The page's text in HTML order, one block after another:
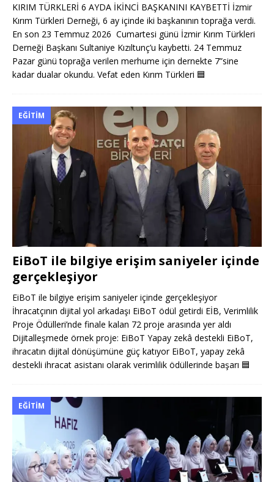
KIRIM TÜRKLERİ 6 AYDA İKİNCİ BAŞKANINI KAYBETTİ İzmir
Kırım Türkleri Derneği, 6 ay içinde iki başkanının toprağa verdi.
En son 23 Temmuz 2026 Cumartesi günü İzmir Kırım Türkleri
Derneği Başkanı Sultaniye Kızıltunç’u kaybetti. 24 Temmuz
Pazar günü toprağa verilen merhume için dernekte 7”sine
kadar dualar okundu. Vefat eden Kırım Türkleri 🟦
EĞITIM
EiBoT ile bilgiye erişim saniyeler içinde
gerçekleşiyor
EiBoT ile bilgiye erişim saniyeler içinde gerçekleşiyor
İhracatçının dijital yol arkadaşı EiBoT ödül getirdi EİB, Verimlilik
Proje Ödülleri’nde finale kalan 72 proje arasında yer aldı
Dijitalleşmede örnek proje: EiBoT Yapay zekâ destekli EiBoT,
ihracatın dijital dönüşümüne güç katıyor EiBoT, yapay zekâ
destekli ihracat asistanı olarak verimlilik ödüllerinde başarı 🟦
EĞITIM